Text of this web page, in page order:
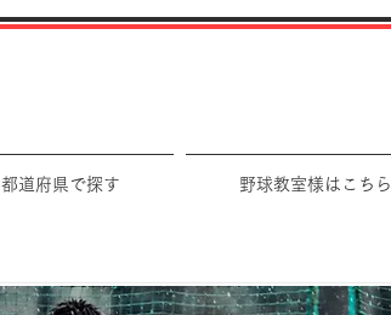
都道府県で探す 野球教室様はこちら